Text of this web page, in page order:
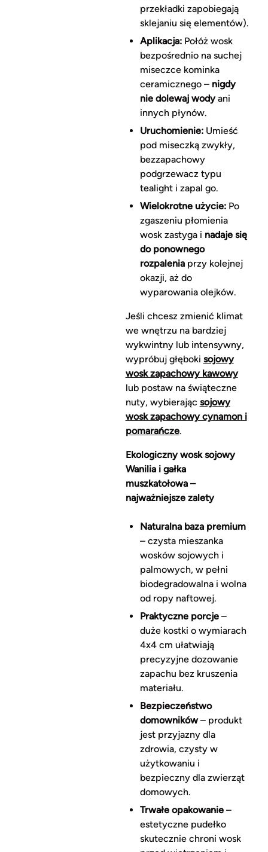
przekładki zapobiegają
sklejaniu się elementów).
Aplikacja:Połóż wosk
bezpośrednio na suchej
miseczce kominka
ceramicznego – nigdy
nie dolewaj wodyani
innych płynów.
Uruchomienie:Umieść
pod miseczką zwykły,
bezzapachowy
podgrzewacz typu
tealight i zapal go.
Wielokrotne użycie:Po
zgaszeniu płomienia
wosk zastyga i nadaje się
do ponownego
rozpaleniaprzy kolejnej
okazji, aż do
wyparowania olejków.
Jeśli chcesz zmienić klimat
we wnętrzu na bardziej
wykwintny lub intensywny,
wypróbuj głęboki sojowy
wosk zapachowy kawowy
lub postaw na świąteczne
nuty, wybierając sojowy
wosk zapachowy cynamon i
pomarańcze.
Ekologiczny wosk sojowy
Wanilia i gałka
muszkatołowa –
najważniejsze zalety
Naturalna baza premium
– czysta mieszanka
wosków sojowych i
palmowych, w pełni
biodegradowalna i wolna
od ropy naftowej.
Praktyczne porcje–
duże kostki o wymiarach
4x4 cm ułatwiają
precyzyjne dozowanie
zapachu bez kruszenia
materiału.
Bezpieczeństwo
domowników– produkt
jest przyjazny dla
zdrowia, czysty w
użytkowaniu i
bezpieczny dla zwierząt
domowych.
Trwałe opakowanie–
estetyczne pudełko
skutecznie chroni wosk